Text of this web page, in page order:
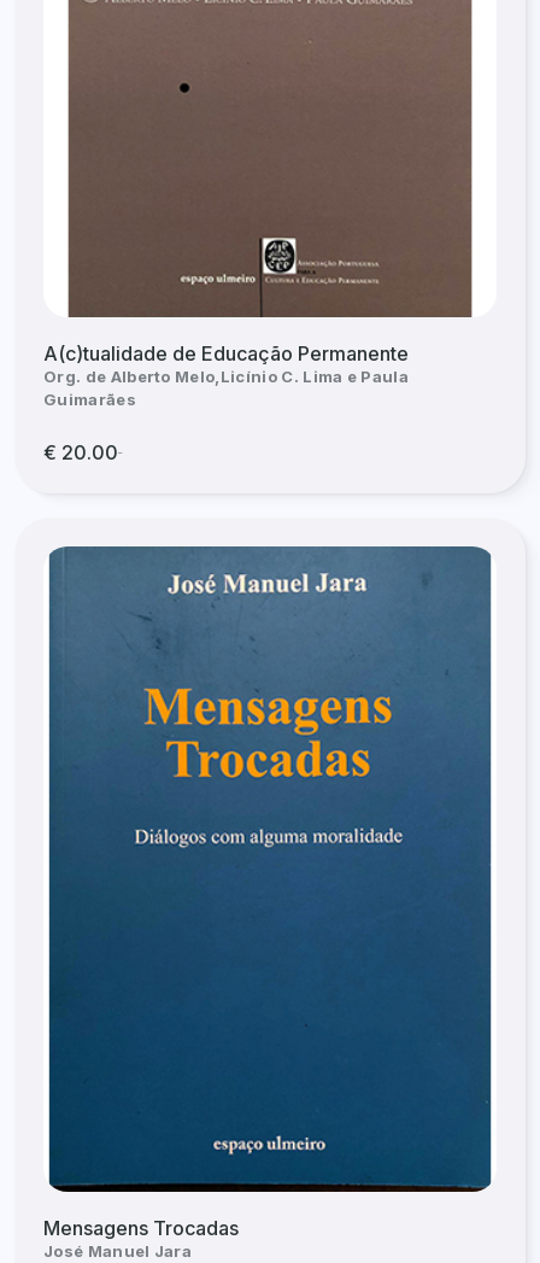
A(c)tualidade de Educação Permanente
Org. de Alberto Melo,Licínio C. Lima e Paula
Guimarães
€ 20.00
Mensagens Trocadas
José Manuel Jara